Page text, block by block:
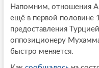
Напомним, отношения
ещё в первой половине
предоставления
оппозиционеру
быстро меняется.